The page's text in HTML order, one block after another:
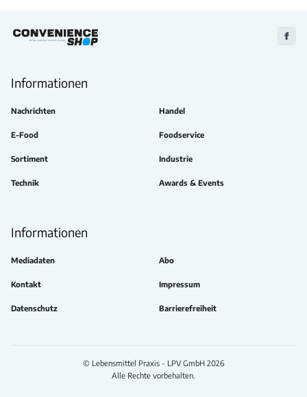
Zu
Informationen
Nachrichten Handel
E-Food Foodservice
Sortiment Industrie
Technik Awards & Events
Informationen
Mediadaten Abo
Kontakt Impressum
Datenschutz Barrierefreiheit
© Lebensmittel Praxis - LPV GmbH 2026
Alle Rechte vorbehalten.